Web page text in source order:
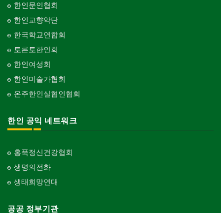
한인문인협회
한인교향악단
한국학교연합회
토론토한인회
한인여성회
한인미술가협회
온주한인실협인협회
한인 공익 네트워크
홍푹정신건강협회
생명의전화
생태희망연대
공공 정부기관